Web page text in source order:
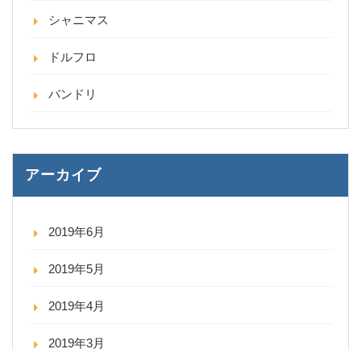
シャニマス
ドルフロ
バンドリ
アーカイブ
2019年6月
2019年5月
2019年4月
2019年3月